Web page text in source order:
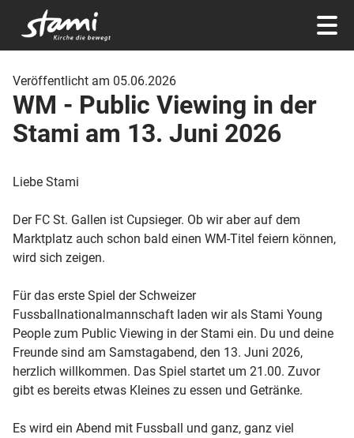
Veröffentlicht am 05.06.2026
WM - Public Viewing in der
Stami am 13. Juni 2026
Liebe Stami
Der FC St. Gallen ist Cupsieger. Ob wir aber auf dem
Marktplatz auch schon bald einen WM-Titel feiern können,
wird sich zeigen.
Für das erste Spiel der Schweizer
Fussballnationalmannschaft laden wir als Stami Young
People zum Public Viewing in der Stami ein. Du und deine
Freunde sind am Samstagabend, den 13. Juni 2026,
herzlich willkommen. Das Spiel startet um 21.00. Zuvor
gibt es bereits etwas Kleines zu essen und Getränke.
Es wird ein Abend mit Fussball und ganz, ganz viel